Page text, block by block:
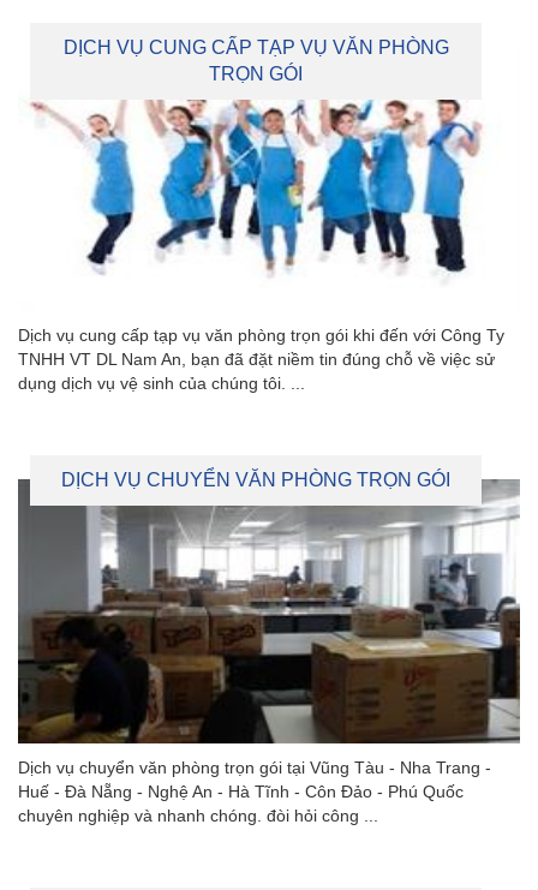
DỊCH VỤ CUNG CẤP TẠP VỤ VĂN PHÒNG
TRỌN GÓI
Dịch vụ cung cấp tạp vụ văn phòng trọn gói khi đến với Công Ty
TNHH VT DL Nam An, bạn đã đặt niềm tin đúng chỗ về việc sử
dụng dịch vụ vệ sinh của chúng tôi. ...
DỊCH VỤ CHUYỂN VĂN PHÒNG TRỌN GÓI
Dịch vụ chuyển văn phòng trọn gói tại Vũng Tàu - Nha Trang -
Huế - Đà Nẵng - Nghệ An - Hà Tĩnh - Côn Đảo - Phú Quốc
chuyên nghiệp và nhanh chóng. đòi hỏi công ...